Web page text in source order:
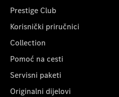
Prestige Club
Korisnički priručnici
Collection
Pomoć na cesti
Servisni paketi
Originalni dijelovi